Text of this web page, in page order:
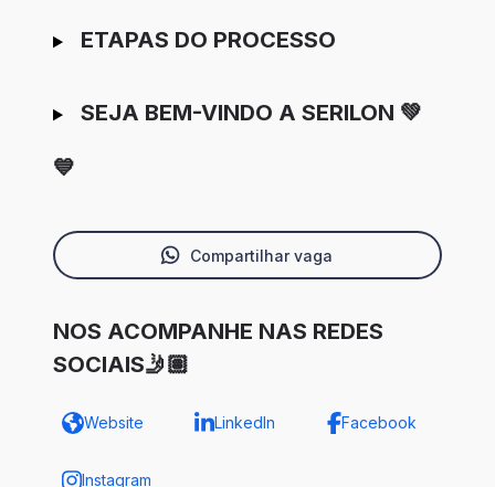
ETAPAS DO PROCESSO
SEJA BEM-VINDO A SERILON 💚
💙
Compartilhar vaga
NOS ACOMPANHE NAS REDES
SOCIAIS🤳🏽
Website LinkedIn Facebook
Instagram